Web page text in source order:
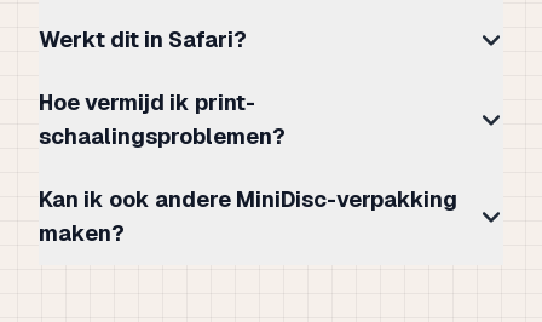
Werkt dit in Safari?
Hoe vermijd ik print-
schaalingsproblemen?
Kan ik ook andere MiniDisc-verpakking
maken?